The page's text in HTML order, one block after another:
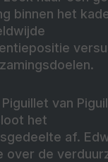
binnen het
van
het
af.
over de